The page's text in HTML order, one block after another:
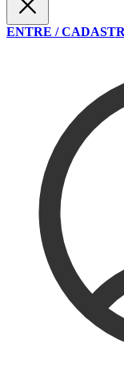
ENTRE /